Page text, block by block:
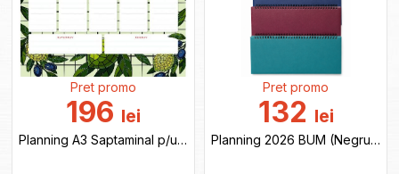
Pret promo
196 lei
Planning A3 Saptaminal p/u copii magnetic cu diamante AMP20059
Pret promo
132 lei
Planning 2026 BUM (Negru, Albastru, Bordo, Verde) GBP2026